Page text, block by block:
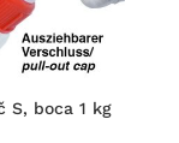
S, boca 1 kg